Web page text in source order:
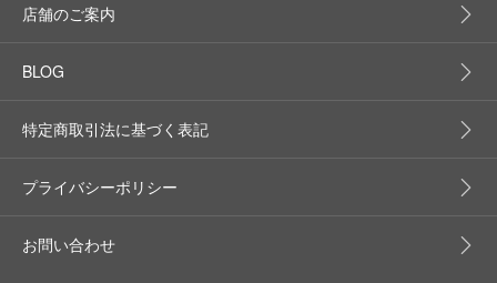
店舗のご案内
BLOG
特定商取引法に基づく表記
プライバシーポリシー
お問い合わせ